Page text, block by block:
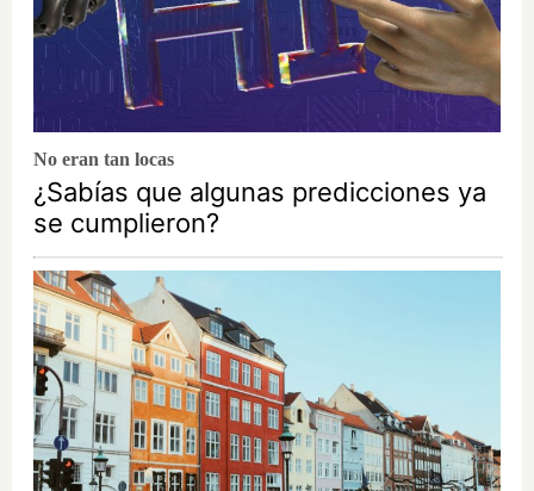
No eran tan locas
¿Sabías que algunas predicciones ya
se cumplieron?